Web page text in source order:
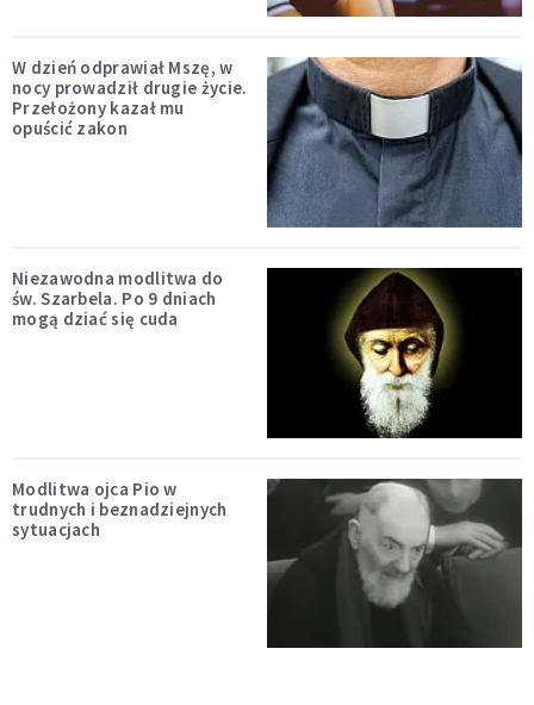
W dzień odprawiał Mszę, w
nocy prowadził drugie życie.
Przełożony kazał mu
opuścić zakon
Niezawodna modlitwa do
św. Szarbela. Po 9 dniach
mogą dziać się cuda
Modlitwa ojca Pio w
trudnych i beznadziejnych
sytuacjach